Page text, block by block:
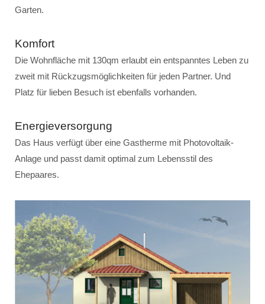
Garten.
Komfort
Die Wohnfläche mit 130qm erlaubt ein entspanntes Leben zu
zweit mit Rückzugsmöglichkeiten für jeden Partner. Und
Platz für lieben Besuch ist ebenfalls vorhanden.
Energieversorgung
Das Haus verfügt über eine Gastherme mit Photovoltaik-
Anlage und passt damit optimal zum Lebensstil des
Ehepaares.